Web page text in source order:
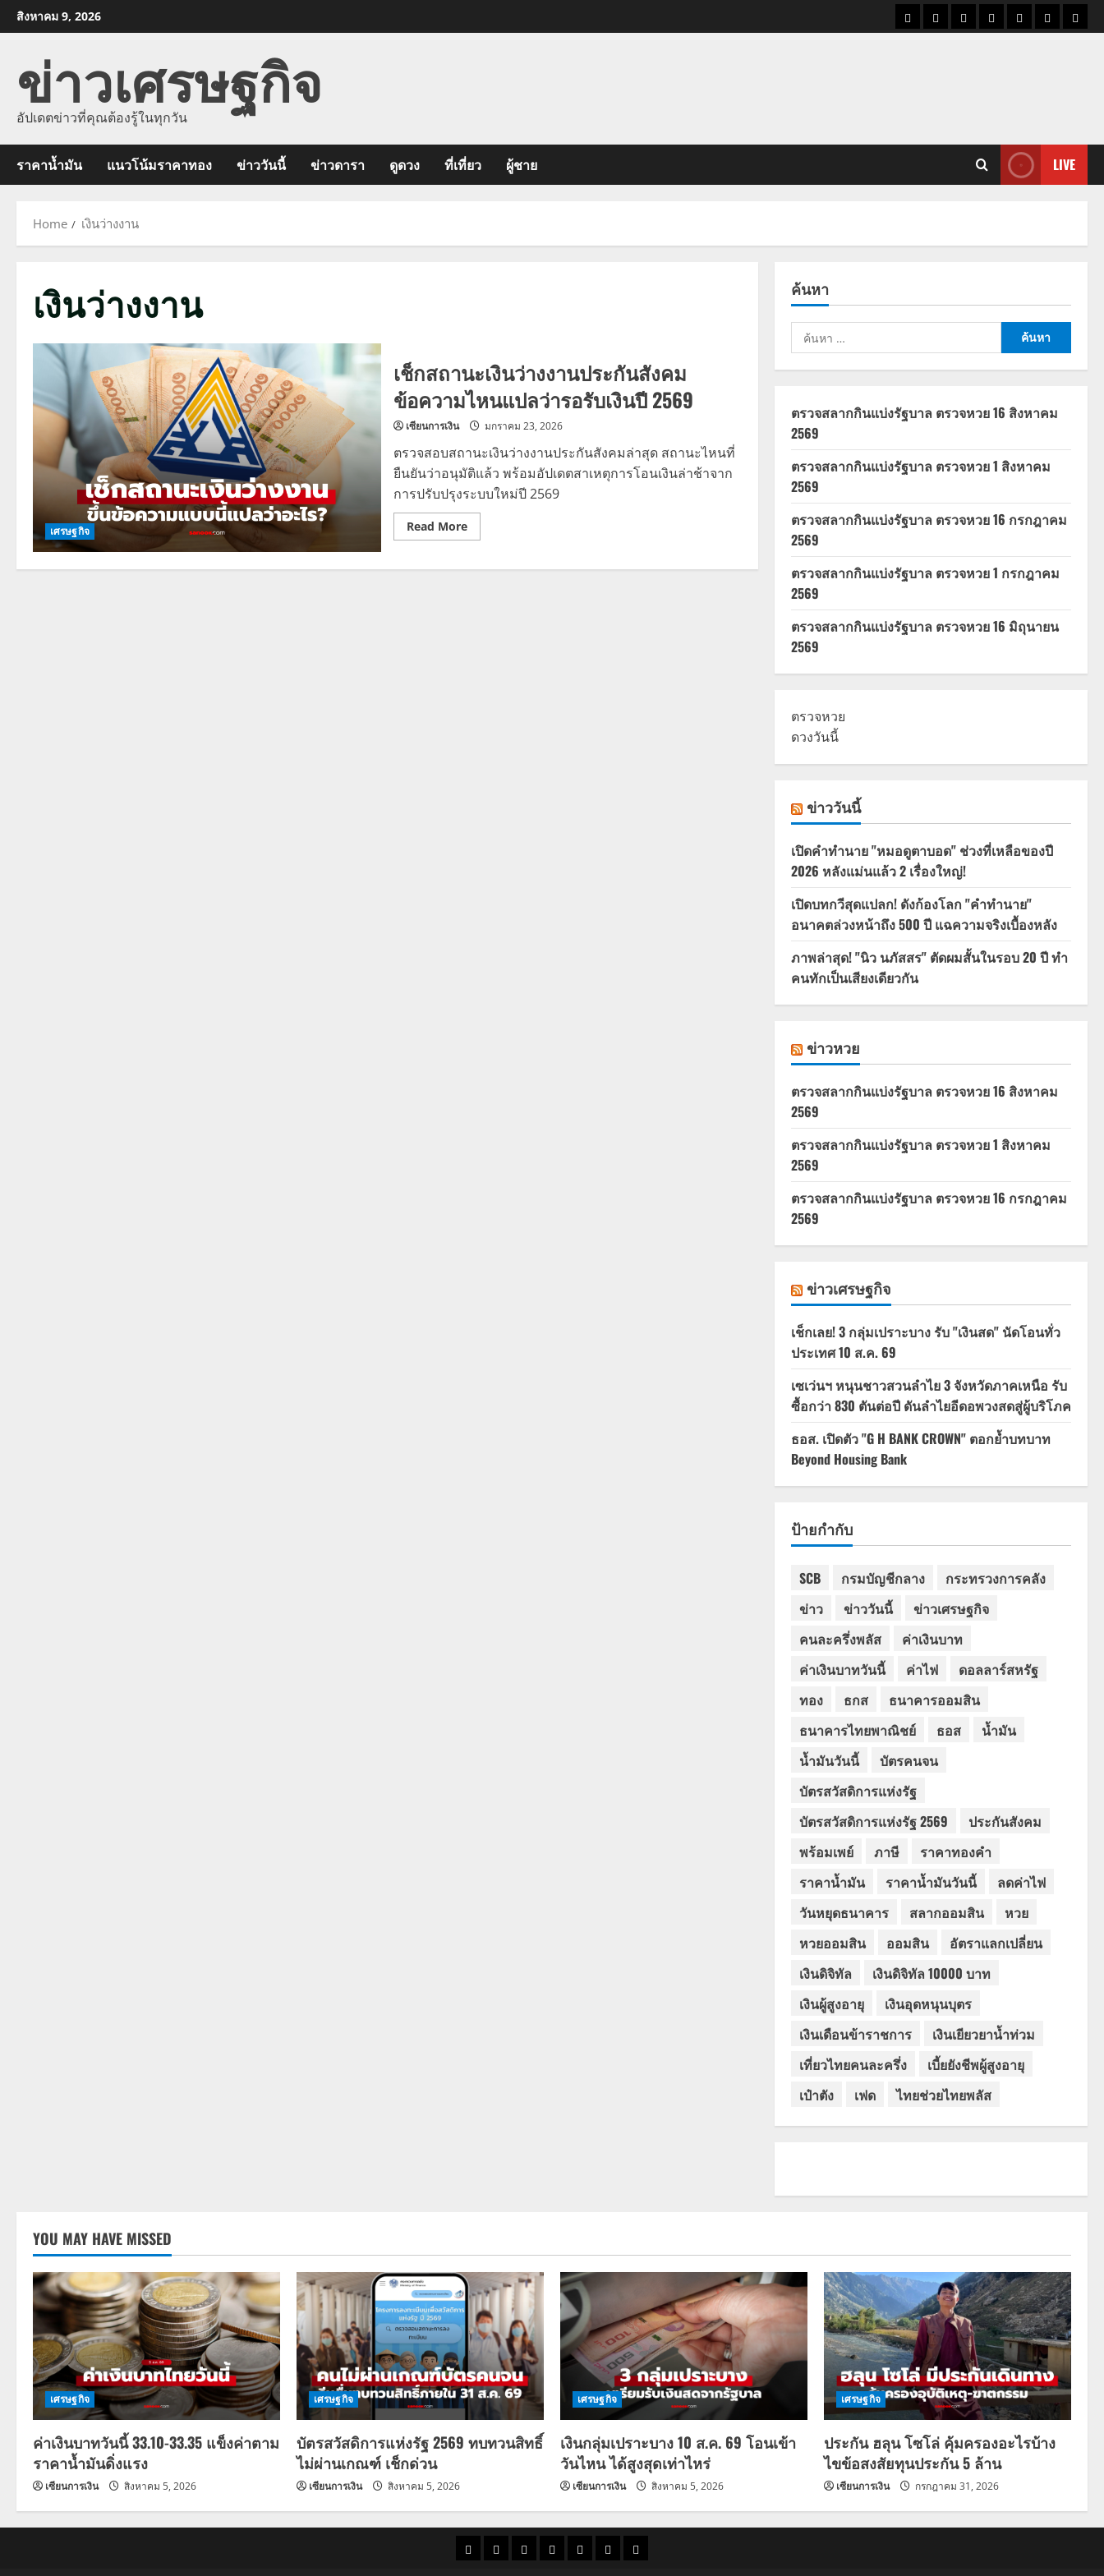
Skip
to
สิงหาคม 9, 2026
ราคาแนว
ข่าว
ข่าว
ดูด
ที่
ผู้ชา
ข่าวเศรษฐกิจ
อัปเดตข่าวที่คุณต้องรู้ในทุกวัน
ราคาน้ำมัน แนวโน้มราคาทอง ข่าววันนี้ ข่าวดารา ดูดวง ที่เที่ยว ผู้ชาย LIVE
Home เงินว่างงาน
เงินว่างงาน
เศรษฐกิจ
เช็กสถานะเงินว่างงานประกันสังคม
ข้อความไหนแปลว่ารอรับเงินปี 2569
เซียนการเงิน มกราคม 23, 2026
ตรวจสอบสถานะเงินว่างงานประกันสังคมล่าสุด สถานะไหนที่
ยืนยันว่าอนุมัติแล้ว พร้อมอัปเดตสาเหตุการโอนเงินล่าช้าจาก
การปรับปรุงระบบใหม่ปี 2569
Read MoreRead
more
สถานะ
ค้นหา
ค้นหา
สำหรับ:
ตรวจสลากกินแบ่งรัฐบาล ตรวจหวย 16 สิงหาคม
2569
ตรวจสลากกินแบ่งรัฐบาล ตรวจหวย 1 สิงหาคม
2569
ตรวจสลากกินแบ่งรัฐบาล ตรวจหวย 16 กรกฎาคม
2569
ตรวจสลากกินแบ่งรัฐบาล ตรวจหวย 1 กรกฎาคม
2569
ตรวจสลากกินแบ่งรัฐบาล ตรวจหวย 16 มิถุนายน
2569
ตรวจหวย
ดวงวันนี้
ข่าววันนี้
เปิดคำทำนาย "หมอดูตาบอด" ช่วงที่เหลือของปี
2026 หลังแม่นแล้ว 2 เรื่องใหญ่!
เปิดบทกวีสุดแปลก! ดังก้องโลก "คำทำนาย"
อนาคตล่วงหน้าถึง 500 ปี แฉความจริงเบื้องหลัง
ภาพล่าสุด! "นิว นภัสสร" ตัดผมสั้นในรอบ 20 ปี ทำ
คนทักเป็นเสียงเดียวกัน
ข่าวหวย
ตรวจสลากกินแบ่งรัฐบาล ตรวจหวย 16 สิงหาคม
2569
ตรวจสลากกินแบ่งรัฐบาล ตรวจหวย 1 สิงหาคม
2569
ตรวจสลากกินแบ่งรัฐบาล ตรวจหวย 16 กรกฎาคม
2569
ข่าวเศรษฐกิจ
เช็กเลย! 3 กลุ่มเปราะบาง รับ "เงินสด" นัดโอนทั่ว
ประเทศ 10 ส.ค. 69
เซเว่นฯ หนุนชาวสวนลำไย 3 จังหวัดภาคเหนือ รับ
ซื้อกว่า 830 ตันต่อปี ดันลำไยอีดอพวงสดสู่ผู้บริโภค
ธอส. เปิดตัว "G H BANK CROWN" ตอกย้ำบทบาท
Beyond Housing Bank
ป้ายกำกับ
SCB กรมบัญชีกลาง
กระทรวงการคลัง
ข่าว
ข่าววันนี้
ข่าวเศรษฐกิจ
คนละครึ่งพลัส
ค่าเงินบาท
ค่าเงินบาทวันนี้
ค่าไฟ
ดอลลาร์สหรัฐ
ทอง
ธกส
ธนาคารออมสิน
ธนาคารไทยพาณิชย์
ธอส
น้ำมัน
น้ำมันวันนี้
บัตรคนจน
บัตรสวัสดิการแห่งรัฐ
บัตรสวัสดิการแห่งรัฐ 2569
ประกันสังคม
พร้อมเพย์
ภาษี
ราคาทองคำ
ราคาน้ำมัน
ราคาน้ำมันวันนี้
ลดค่าไฟ
วันหยุดธนาคาร
สลากออมสิน
หวย
หวยออมสิน
ออมสิน
อัตราแลกเปลี่ยน
เงินดิจิทัล
เงินดิจิทัล 10000 บาท
เงินผู้สูงอายุ
เงินอุดหนุนบุตร
เงินเดือนข้าราชการ
เงินเยียวยาน้ำท่วม
เที่ยวไทยคนละครึ่ง
เบี้ยยังชีพผู้สูงอายุ
เป๋าตัง
เฟด ไทยช่วยไทยพลัส
YOU MAY HAVE MISSED
เศรษฐกิจ
ค่าเงินบาทวันนี้ 33.10-33.35 แข็งค่าตาม
ราคาน้ำมันดิ่งแรง
เซียนการเงิน สิงหาคม 5, 2026
เศรษฐกิจ
บัตรสวัสดิการแห่งรัฐ 2569 ทบทวนสิทธิ์
ไม่ผ่านเกณฑ์ เช็กด่วน
เซียนการเงิน สิงหาคม 5, 2026
เศรษฐกิจ
เงินกลุ่มเปราะบาง 10 ส.ค. 69 โอนเข้า
วันไหน ได้สูงสุดเท่าไหร่
เซียนการเงิน สิงหาคม 5, 2026
เศรษฐกิจ
ประกัน ฮลุน โซโล่ คุ้มครองอะไรบ้าง
ไขข้อสงสัยทุนประกัน 5 ล้าน
เซียนการเงิน กรกฎาคม 31, 2026
ราคาแนว
ข่าว
ข่าว
ดูด
ที่
ผู้ชาย